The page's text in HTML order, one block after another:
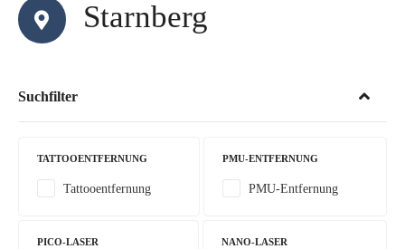
Starnberg
Suchfilter
TATTOOENTFERNUNG
Tattooentfernung
PMU-ENTFERNUNG
PMU-Entfernung
PICO-LASER NANO-LASER